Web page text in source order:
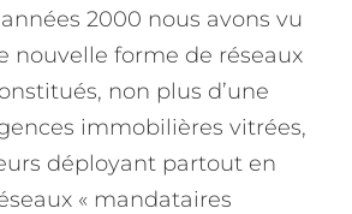
2000 nous avons vu
nouvelle forme de réseaux
non plus d’une
immobilières vitrées,
déployant partout en
« mandataires